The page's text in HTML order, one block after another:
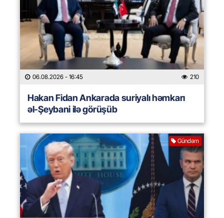
06.08.2026 - 16:45 210
Hakan Fidan Ankarada suriyalı həmkarı
əl-Şeybani ilə görüşüb
Gündəm